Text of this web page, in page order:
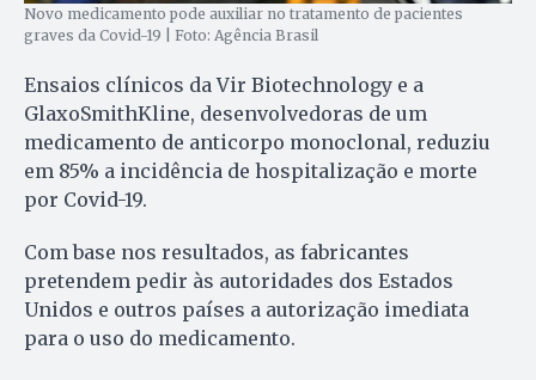
Novo medicamento pode auxiliar no tratamento de pacientes
graves da Covid-19 | Foto: Agência Brasil
Ensaios clínicos da Vir Biotechnology e a
GlaxoSmithKline, desenvolvedoras de um
medicamento de anticorpo monoclonal, reduziu
em 85% a incidência de hospitalização e morte
por Covid-19.
Com base nos resultados, as fabricantes
pretendem pedir às autoridades dos Estados
Unidos e outros países a autorização imediata
para o uso do medicamento.